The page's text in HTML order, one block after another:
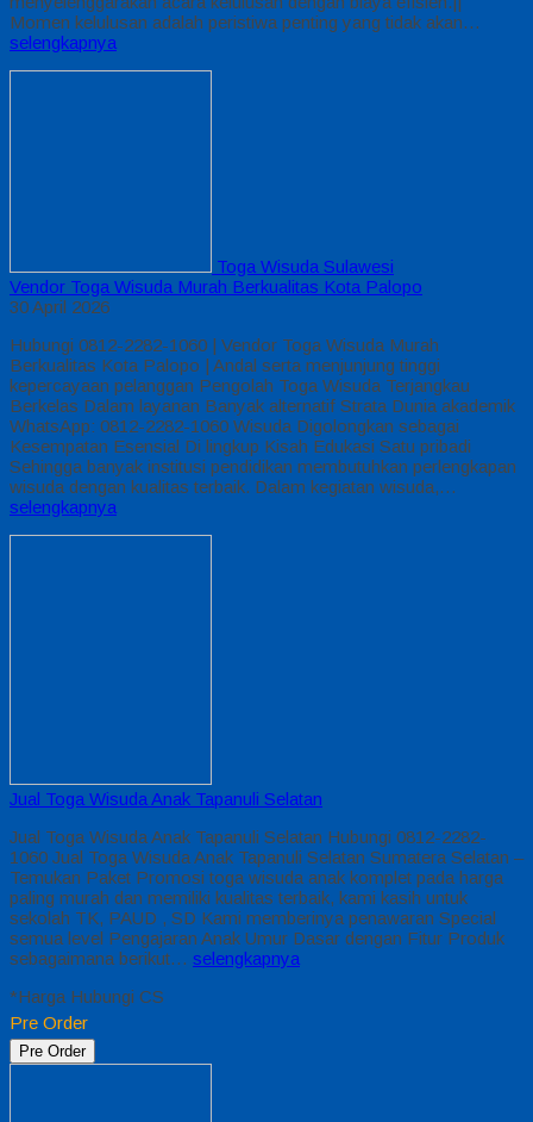
Momen kelulusan adalah peristiwa penting yang tidak akan…
selengkapnya
Toga Wisuda Sulawesi
Vendor Toga Wisuda Murah Berkualitas Kota Palopo
30 April 2026
Hubungi 0812-2282-1060 | Vendor Toga Wisuda Murah
Berkualitas Kota Palopo | Andal serta menjunjung tinggi
kepercayaan pelanggan Pengolah Toga Wisuda Terjangkau
Berkelas Dalam layanan Banyak alternatif Strata Dunia akademik
WhatsApp: 0812-2282-1060 Wisuda Digolongkan sebagai
Kesempatan Esensial Di lingkup Kisah Edukasi Satu pribadi
Sehingga banyak institusi pendidikan membutuhkan perlengkapan
wisuda dengan kualitas terbaik. Dalam kegiatan wisuda,…
selengkapnya
Jual Toga Wisuda Anak Tapanuli Selatan
Jual Toga Wisuda Anak Tapanuli Selatan Hubungi 0812-2282-
1060 Jual Toga Wisuda Anak Tapanuli Selatan Sumatera Selatan –
Temukan Paket Promosi toga wisuda anak komplet pada harga
paling murah dan memiliki kualitas terbaik, kami kasih untuk
sekolah TK, PAUD , SD Kami memberinya penawaran Special
semua level Pengajaran Anak Umur Dasar dengan Fitur Produk
sebagaimana berikut… selengkapnya
*Harga Hubungi CS
Pre Order
Pre Order